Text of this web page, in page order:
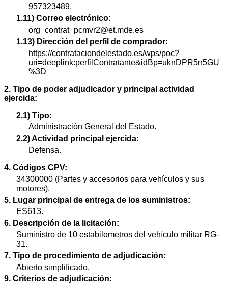
957323489.
1.11) Correo electrónico:
org_contrat_pcmvr2@et.mde.es
1.13) Dirección del perfil de comprador:
https://contrataciondelestado.es/wps/poc?
uri=deeplink:perfilContratante&idBp=uknDPR5n5GU
%3D
2. Tipo de poder adjudicador y principal actividad
ejercida:
2.1) Tipo:
Administración General del Estado.
2.2) Actividad principal ejercida:
Defensa.
4. Códigos CPV:
34300000 (Partes y accesorios para vehículos y sus
motores).
5. Lugar principal de entrega de los suministros:
ES613.
6. Descripción de la licitación:
Suministro de 10 estabilometros del vehículo militar RG-
31.
7. Tipo de procedimiento de adjudicación:
Abierto simplificado.
9. Criterios de adjudicación: